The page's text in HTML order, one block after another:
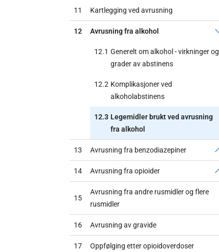
11 Kartlegging ved avrusning
12 Avrusning fra alkohol
12.1 Generelt om alkohol - virkninger og
grader av abstinens
12.2 Komplikasjoner ved
alkoholabstinens
12.3 Legemidler brukt ved avrusning
fra alkohol
13 Avrusning fra benzodiazepiner
14 Avrusning fra opioider
15
Avrusning fra andre rusmidler og flere
rusmidler
16 Avrusning av gravide
17 Oppfølging etter opioidoverdoser